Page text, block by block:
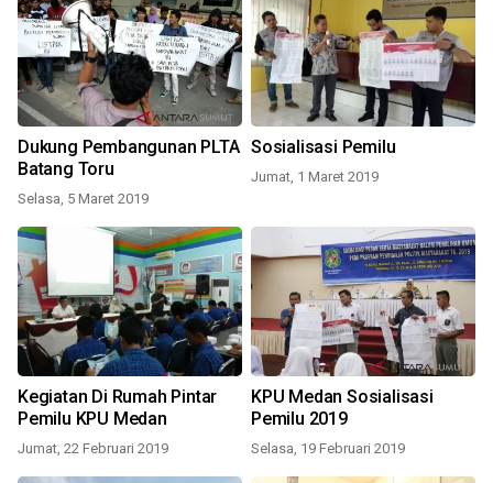
Dukung Pembangunan PLTA
Batang Toru
Selasa, 5 Maret 2019
Sosialisasi Pemilu
Jumat, 1 Maret 2019
Kegiatan Di Rumah Pintar
Pemilu KPU Medan
Jumat, 22 Februari 2019
KPU Medan Sosialisasi
Pemilu 2019
Selasa, 19 Februari 2019